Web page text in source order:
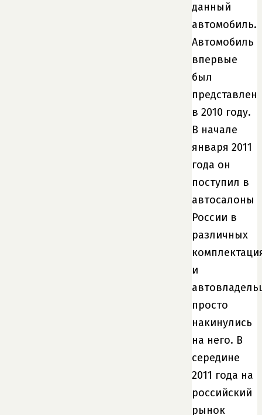
данный
автомобиль.
Автомобиль
впервые
был
представлен
в 2010 году.
В начале
января 2011
года он
поступил в
автосалоны
России в
различных
и
просто
накинулись
на него. В
середине
2011 года на
российский
рынок